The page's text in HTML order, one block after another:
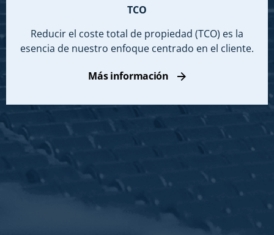
TCO
Reducir el coste total de propiedad (TCO) es la
esencia de nuestro enfoque centrado en el cliente.
Más información